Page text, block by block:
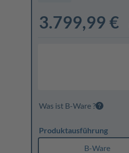
3.799,99 €
Was ist B-Ware ?
Produktausführung
B-Ware